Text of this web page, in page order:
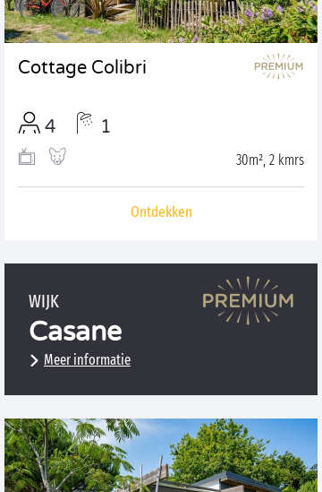
Cottage Colibri
4 1
30m², 2 kmrs
Ontdekken
WIJK
Casane
Meer informatie